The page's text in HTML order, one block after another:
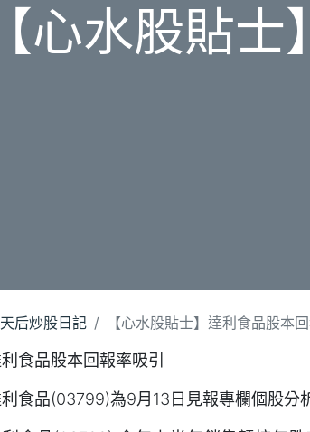
【心水股貼
后炒股日記 【心水股貼士】達利食品股本
食品股本回報率吸引
食品(03799)為9月13日見報專欄個股分